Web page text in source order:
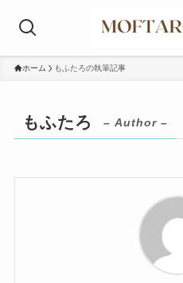
ホーム もふたろの執筆記事
もふたろ – Author –